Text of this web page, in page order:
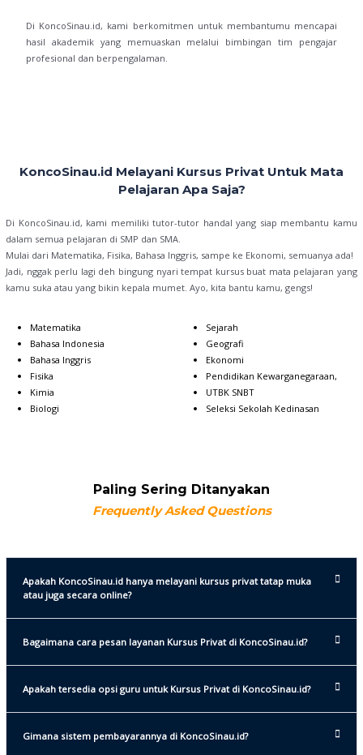
Di KoncoSinau.id, kami berkomitmen untuk membantumu mencapai
hasil akademik yang memuaskan melalui bimbingan tim pengajar
profesional dan berpengalaman.
KoncoSinau.id Melayani Kursus Privat Untuk Mata
Pelajaran Apa Saja?
Di KoncoSinau.id, kami memiliki tutor-tutor handal yang siap membantu kamu
dalam semua pelajaran di SMP dan SMA.
Mulai dari Matematika, Fisika, Bahasa Inggris, sampe ke Ekonomi, semuanya ada!
Jadi, nggak perlu lagi deh bingung nyari tempat kursus buat mata pelajaran yang
kamu suka atau yang bikin kepala mumet. Ayo, kita bantu kamu, gengs!
Matematika
Bahasa Indonesia
Bahasa Inggris
Fisika
Kimia
Biologi
Sejarah
Geografi
Ekonomi
Pendidikan Kewarganegaraan,
UTBK SNBT
Seleksi Sekolah Kedinasan
Paling Sering Ditanyakan
Frequently Asked Questions
Apakah KoncoSinau.id hanya melayani kursus privat tatap muka
atau juga secara online?
Bagaimana cara pesan layanan Kursus Privat di KoncoSinau.id?
Apakah tersedia opsi guru untuk Kursus Privat di KoncoSinau.id?
Gimana sistem pembayarannya di KoncoSinau.id?